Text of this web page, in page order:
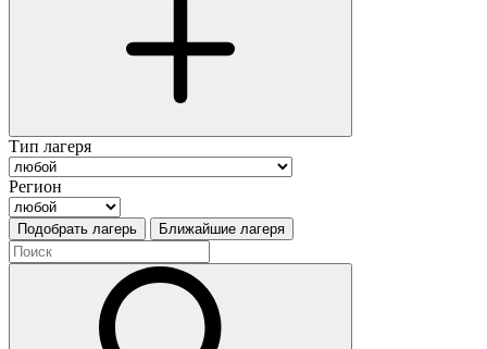
Тип лагеря
Регион
Подобрать лагерь Ближайшие лагеря